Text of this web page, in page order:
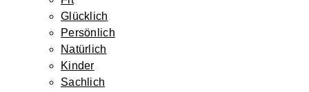
Glücklich
Persönlich
Natürlich
Kinder
Sachlich